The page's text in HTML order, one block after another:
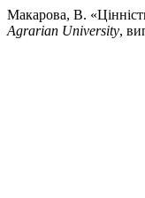
Макарова, В.
Agrarian University,